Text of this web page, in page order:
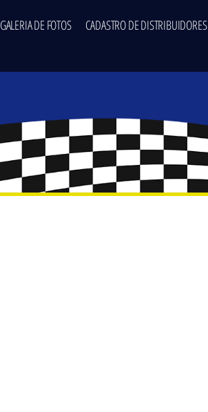
GALERIA DE FOTOS CADASTRO DE DISTRIBUIDORES